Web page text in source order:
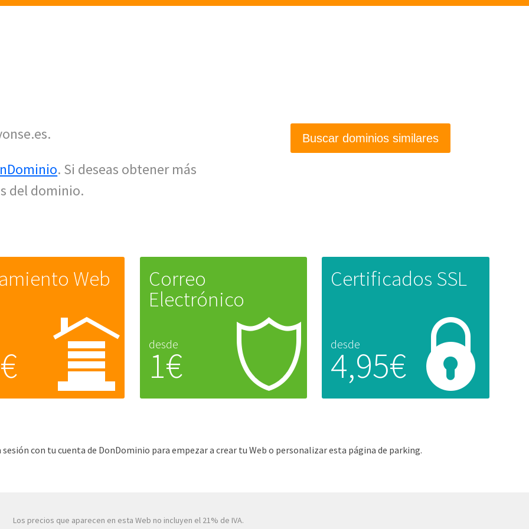
. Si deseas obtener más
del dominio.
Buscar dominios similares
Web Correo
Electrónico
desde
1€
Certificados SSL
desde
4,95€
con tu cuenta de DonDominio para empezar a crear tu Web o personalizar esta página de parking.
Los precios que aparecen en esta Web no incluyen el 21% de IVA.